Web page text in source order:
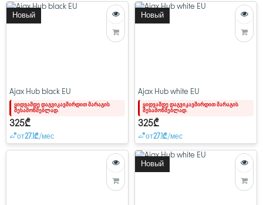
Новый
Ajax Hub black EU
ყიდვამდე დაგვიკავშირდით მარაგის
შესამოწმებლად.
325₾
от27.1₾/мес
Новый
Ajax Hub white EU
ყიდვამდე დაგვიკავშირდით მარაგის
შესამოწმებლად.
325₾
от27.1₾/мес
Новый